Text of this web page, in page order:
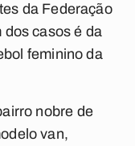
da Federação
dos casos é da
feminino da
nobre de
van,